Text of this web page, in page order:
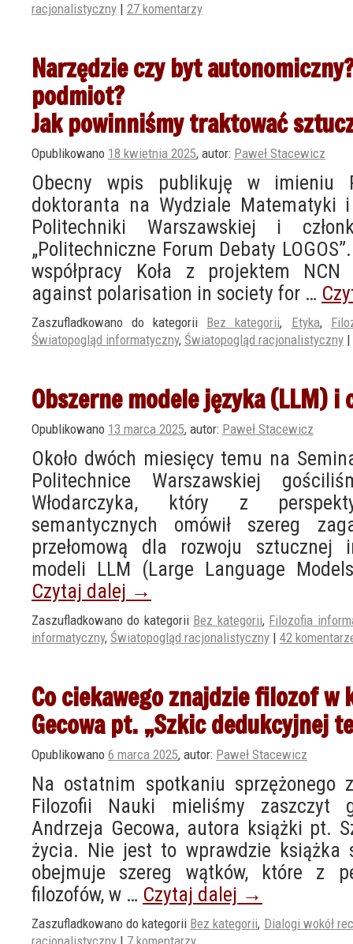
racjonalistyczny | 27 komentarzy
Narzędzie czy byt
podmiot?
Jak powinniśmy traktować
Opublikowano 18 kwietnia 2025, autor: Paweł Stacewicz
Obecny wpis publikuję w imieniu
doktoranta na Wydziale Matematyki
Politechniki Warszawskiej i
„Politechniczne Forum Debaty
współpracy Koła z projektem
against polarisation in society for …
Zaszufladkowano do kategorii Bez kategorii, Etyka,
Światopogląd informatyczny, Światopogląd racjonalistyczny |
Obszerne modele języka (LLM) i
Opublikowano 13 marca 2025, autor: Paweł Stacewicz
Około dwóch miesięcy temu na
Politechnice Warszawskiej
Włodarczyka, który z
semantycznych omówił szereg
przełomową dla rozwoju sztucznej
modeli LLM (Large Language
Czytaj dalej →
Zaszufladkowano do kategorii Bez kategorii, Filozofia
informatyczny, Światopogląd racjonalistyczny | 42
Co ciekawego znajdzie filozof w
Gecowa pt. „Szkic dedukcyjnej
Opublikowano 6 marca 2025, autor: Paweł Stacewicz
Na ostatnim spotkaniu sprzężonego
Filozofii Nauki mieliśmy zaszczyt
Andrzeja Gecowa, autora książki pt.
życia. Nie jest to wprawdzie książka
obejmuje szereg wątków, które z
filozofów, w … Czytaj dalej →
Zaszufladkowano do kategorii Bez kategorii, Dialogi wokół
racjonalistyczny | 7 komentarzy